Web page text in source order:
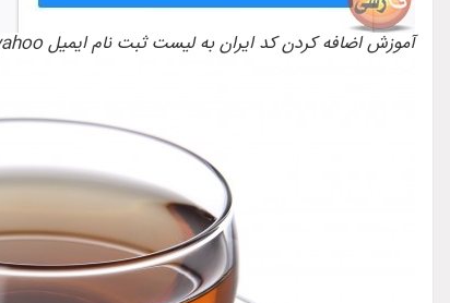
آموزش اضافه کردن کد ایران به لیست ثبت نام ایمیل yahoo با مرورگر فایرفاکس